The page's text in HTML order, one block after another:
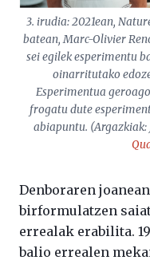
3. irudia: 2021ean,
batean, Marc-Olivier
sei egilek esperimentu
oinarritutako
Esperimentua
frogatu dute
abiapuntu.
Denboraren
birformulatzen
errealak erabilita.
balio errealen